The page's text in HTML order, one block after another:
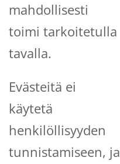
mahdollisesti
toimi tarkoitetulla
tavalla.
Evästeitä ei
käytetä
henkilöllisyyden
tunnistamiseen, ja